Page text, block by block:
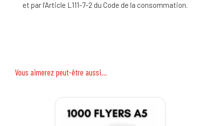
et par l’Article L111-7-2 du Code de la consommation.
Vous aimerez peut-être aussi…